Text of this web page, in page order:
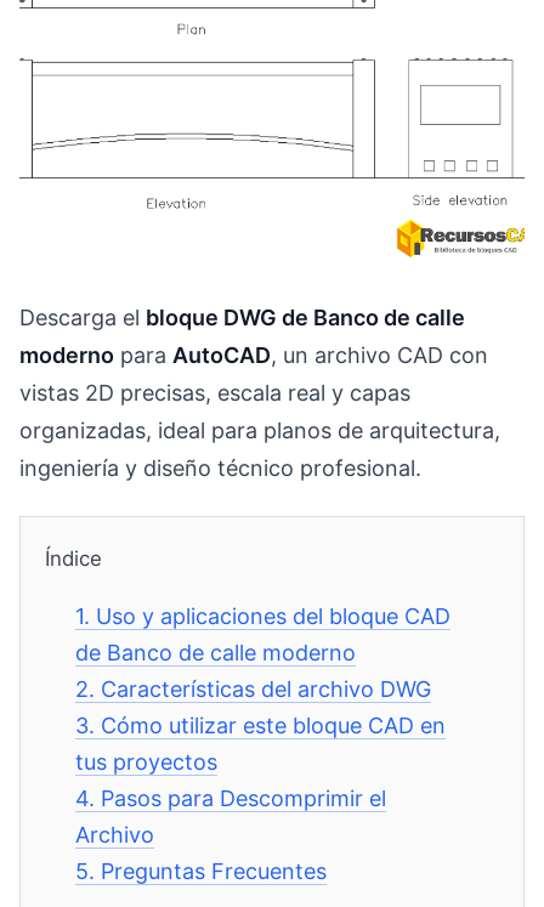
Descarga el bloque DWG de Banco de calle
moderno para AutoCAD, un archivo CAD con
vistas 2D precisas, escala real y capas
organizadas, ideal para planos de arquitectura,
ingeniería y diseño técnico profesional.
Índice
1. Uso y aplicaciones del bloque CAD
de Banco de calle moderno
2. Características del archivo DWG
3. Cómo utilizar este bloque CAD en
tus proyectos
4. Pasos para Descomprimir el
Archivo
5. Preguntas Frecuentes